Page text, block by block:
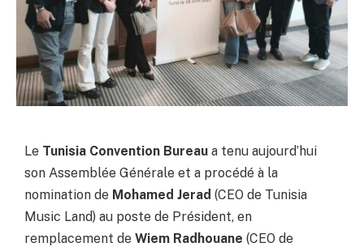
Le Tunisia Convention Bureau a tenu aujourd’hui
son Assemblée Générale et a procédé à la
nomination de Mohamed Jerad (CEO de Tunisia
Music Land) au poste de Président, en
remplacement de Wiem Radhouane (CEO de